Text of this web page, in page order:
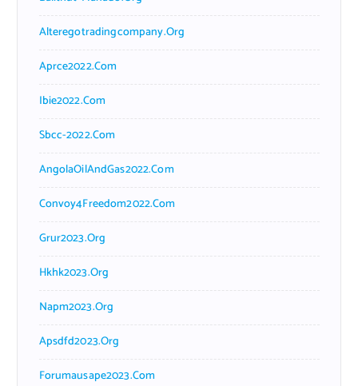
Alteregotradingcompany.org
Aprce2022.com
Ibie2022.com
Sbcc-2022.com
AngolaOilAndGas2022.com
Convoy4Freedom2022.com
Grur2023.org
Hkhk2023.org
Napm2023.org
Apsdfd2023.org
Forumausape2023.com